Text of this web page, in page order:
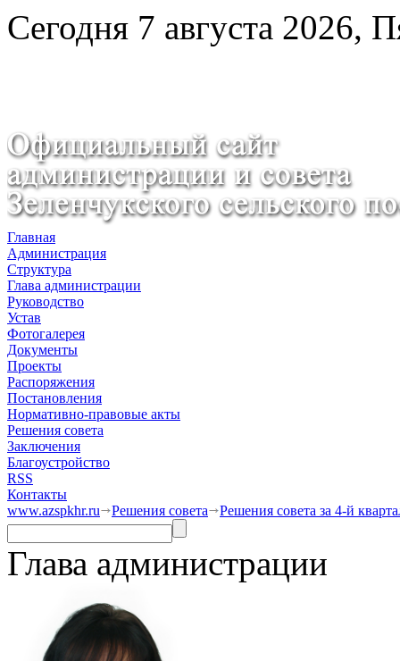
Сегодня 7 августа 2026,
Главная
Администрация
Структура
Глава администрации
Руководство
Устав
Фотогалерея
Документы
Проекты
Распоряжения
Постановления
Нормативно-правовые акты
Решения совета
Заключения
Благоустройство
RSS
Контакты
www.azspkhr.ru
Решения совета Решения совета за 4-й
Глава администрации